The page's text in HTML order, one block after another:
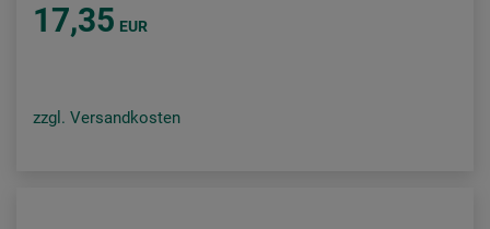
17,35 EUR
zzgl. Versandkosten